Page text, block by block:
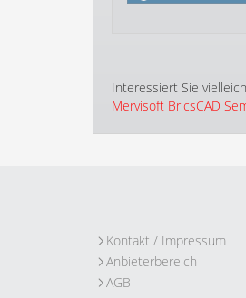
Interessiert Sie
Mervisoft BricsCAD
Kontakt / Impressum
Anbieterbereich
AGB